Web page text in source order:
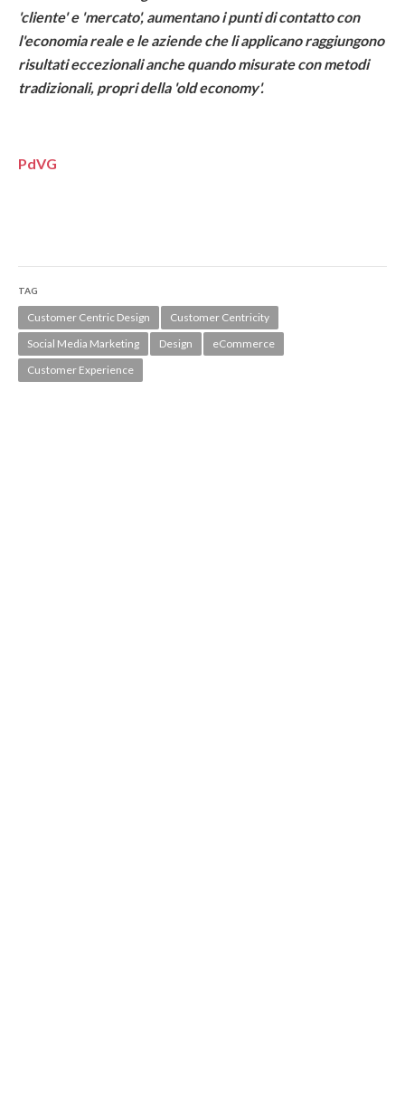
'cliente' e 'mercato', aumentano i punti di contatto con
l'economia reale e le aziende che li applicano raggiungono
risultati eccezionali anche quando misurate con metodi
tradizionali, propri della 'old economy'.
PdVG
TAG
Customer Centric Design
Customer Centricity
Social Media Marketing
Design
eCommerce
Customer Experience